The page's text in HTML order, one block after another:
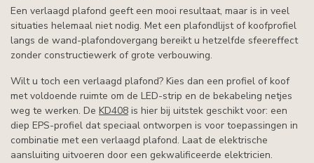
Een verlaagd plafond geeft een mooi resultaat, maar is in veel
situaties helemaal niet nodig. Met een plafondlijst of koofprofiel
langs de wand-plafondovergang bereikt u hetzelfde sfeereffect
zonder constructiewerk of grote verbouwing.
Wilt u toch een verlaagd plafond? Kies dan een profiel of koof
met voldoende ruimte om de LED-strip en de bekabeling netjes
weg te werken. De KD408 is hier bij uitstek geschikt voor: een
diep EPS-profiel dat speciaal ontworpen is voor toepassingen in
combinatie met een verlaagd plafond. Laat de elektrische
aansluiting uitvoeren door een gekwalificeerde elektricien.